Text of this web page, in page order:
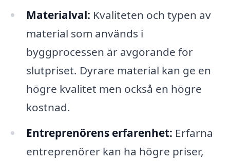
Materialval: Kvaliteten och typen av
material som används i
byggprocessen är avgörande för
slutpriset. Dyrare material kan ge en
högre kvalitet men också en högre
kostnad.
Entreprenörens erfarenhet: Erfarna
entreprenörer kan ha högre priser,